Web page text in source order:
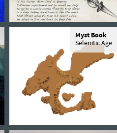
Myst Book
Selenitic Age